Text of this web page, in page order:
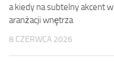
a kiedy na subtelny akcent w
aranżacji wnętrza
8 CZERWCA 2026